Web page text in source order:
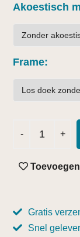
Akoestisch
Frame
Gratis
Snel